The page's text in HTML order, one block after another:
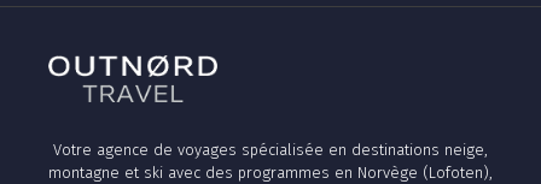
Votre agence de voyages spécialisée en destinations neige,
montagne et ski avec des programmes en Norvège (Lofoten),